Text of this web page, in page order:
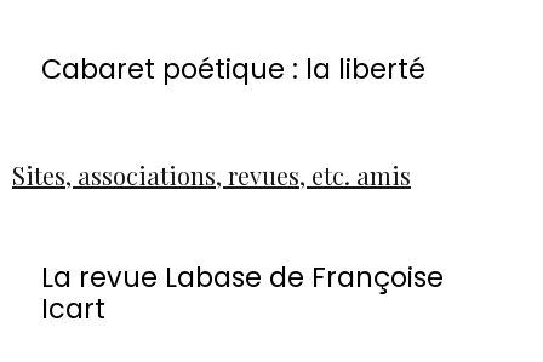
Cabaret poétique : la liberté
Sites, associations, revues, etc. amis
La revue Labase de Françoise
Icart